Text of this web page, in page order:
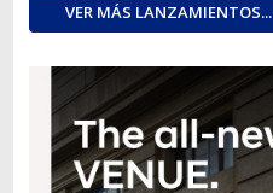
VER MÁS LANZAMIENTOS...